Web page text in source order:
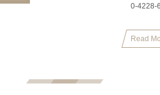
0-4228-
Read